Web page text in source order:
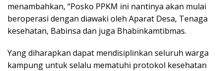
menambahkan, “Posko PPKM ini nantinya akan mulai
beroperasi dengan diawaki oleh Aparat Desa, Tenaga
kesehatan, Babinsa dan juga Bhabinkamtibmas.
Yang diharapkan dapat mendisiplinkan seluruh warga
kampung untuk selalu mematuhi protokol kesehatan